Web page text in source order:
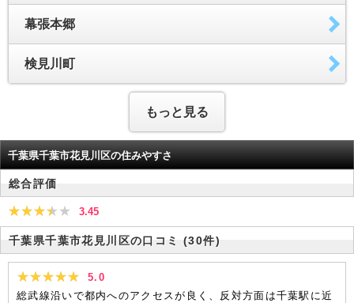
幕張本郷
検見川町
もっと見る
千葉県千葉市花見川区の住みやすさ
総合評価
3.45
千葉県千葉市花見川区の口コミ (30件)
5.0
総武線沿いで都内へのアクセスが良く、反対方面は千葉駅に近